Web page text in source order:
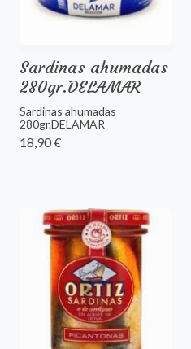
Sardinas ahumadas
280gr.DELAMAR
Sardinas ahumadas
280gr.DELAMAR
18,90 €